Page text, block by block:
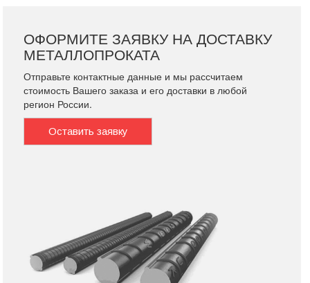
ОФОРМИТЕ ЗАЯВКУ НА ДОСТАВКУ
МЕТАЛЛОПРОКАТА
Отправьте контактные данные и мы рассчитаем
стоимость Вашего заказа и его доставки в любой
регион России.
Оставить заявку